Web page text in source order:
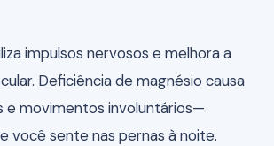
impulsos nervosos e melhora a
Deficiência de magnésio causa
e movimentos involuntários—
você sente nas pernas à noite.